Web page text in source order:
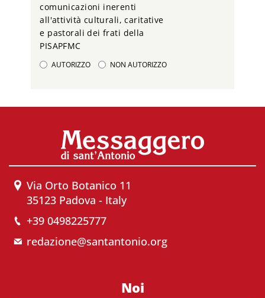
comunicazioni inerenti
all'attività culturali, caritative
e pastorali dei frati della
PISAPFMC
AUTORIZZO NON AUTORIZZO
Via Orto Botanico 11
35123 Padova - Italy
+39 0498225777
redazione@santantonio.org
Noi